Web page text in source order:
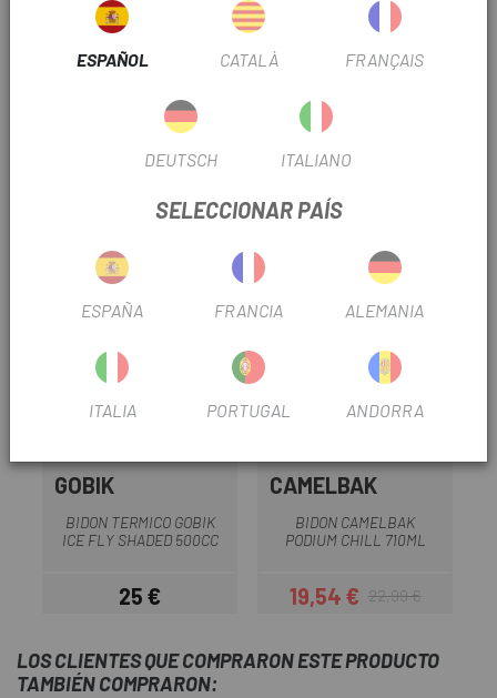
montaje.
Apto para todas las bicicletas woom (ATENCIÓN: no apto
para bicicletas de equilibrio woom 1 y woom 1 PLUS; el
montaje en woom 2 solo es posible sin guardabarros)
PRODUCTOS SIMILARES
GOBIK
BIDON TERMICO GOBIK
ICE FLY SHADED 500CC
Precio
25 €
CAMELBAK
BIDON CAMELBAK
PODIUM CHILL 710ML
Precio
19,54 €Precio regular
22,99 €
LOS CLIENTES QUE COMPRARON ESTE PRODUCTO
TAMBIÉN COMPRARON:
ESPAÑOL CATALÀ FRANÇAIS
DEUTSCH ITALIANO
SELECCIONAR PAÍS
ESPAÑA FRANCIA ALEMANIA
ITALIA PORTUGAL ANDORRA